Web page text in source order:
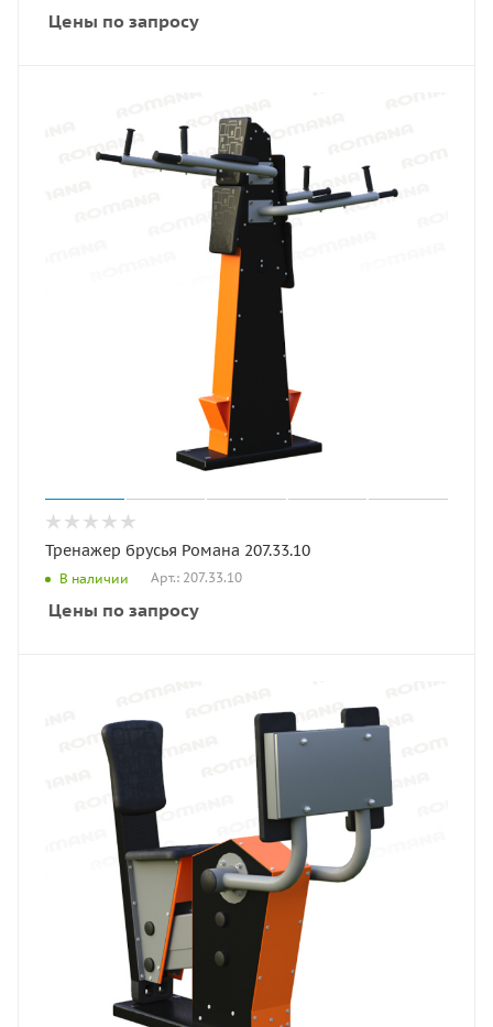
Цены по запросу
Тренажер брусья Романа 207.33.10
В наличии Арт.: 207.33.10
Цены по запросу